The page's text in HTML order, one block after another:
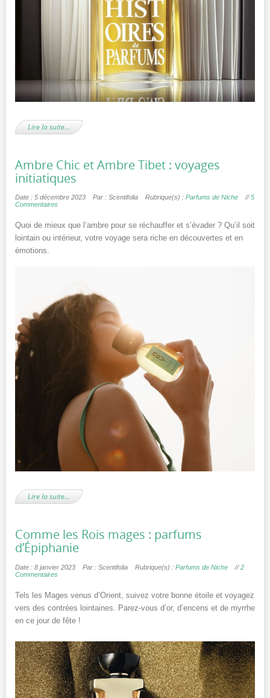
Lire la suite…
Ambre Chic et Ambre Tibet : voyages
initiatiques
Date : 5 décembre 2023 Par : Scentifolia Rubrique(s) : Parfums de Niche //5
Commentaires
Quoi de mieux que l’ambre pour se réchauffer et s’évader ? Qu’il soit
lointain ou intérieur, votre voyage sera riche en découvertes et en
émotions.
Lire la suite…
Comme les Rois mages : parfums
d’Épiphanie
Date : 8 janvier 2023 Par : Scentifolia Rubrique(s) : Parfums de Niche //2
Commentaires
Tels les Mages venus d’Orient, suivez votre bonne étoile et voyagez
vers des contrées lointaines. Parez-vous d’or, d’encens et de myrrhe
en ce jour de fête !